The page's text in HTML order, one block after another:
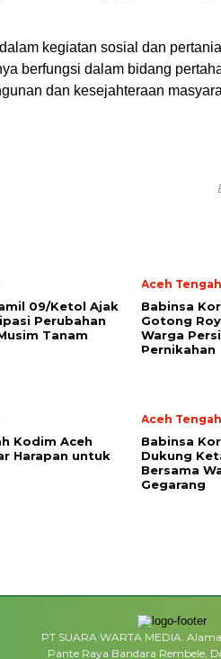
kegiatan sosial dan
berfungsi dalam bidang
dan kesejahteraan
09/Ketol Ajak
Perubahan
Tanam
Aceh Tengah
‎Babinsa
Gotong
Warga
Pernikahan
Kodim Aceh
Harapan untuk
Aceh Tengah
‎Babinsa
Dukung
Bersama
Gegarang
PT SUARA WARTA MEDIA.
Pante Raya Bandara Rembele,